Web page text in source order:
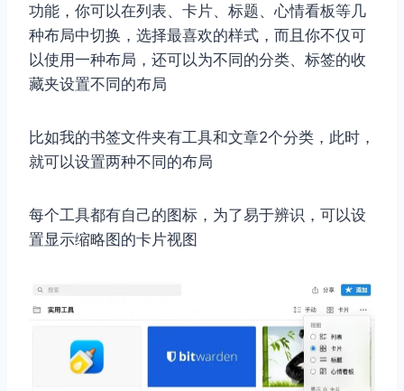
功能，你可以在列表、卡片、标题、心情看板等几
种布局中切换，选择最喜欢的样式，而且你不仅可
以使用一种布局，还可以为不同的分类、标签的收
藏夹设置不同的布局
比如我的书签文件夹有工具和文章2个分类，此时，
就可以设置两种不同的布局
每个工具都有自己的图标，为了易于辨识，可以设
置显示缩略图的卡片视图